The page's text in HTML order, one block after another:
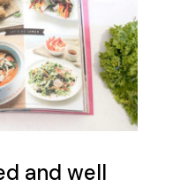
and well